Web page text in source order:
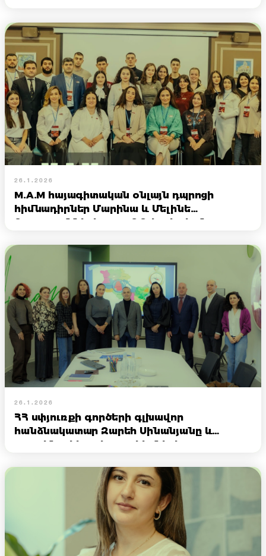
26.1.2026
M.A.M հայագիտական օնլայն դպրոցի
հիմնադիրներ Մարինա և Մելինե
Ղազարյանների այցը ՌԴ հայկական
26.1.2026
ՀՀ սփյուռքի գործերի գլխավոր
հանձնակատար Զարեհ Սինանյանը և
գրասենյակի աշխատակիցների այցը